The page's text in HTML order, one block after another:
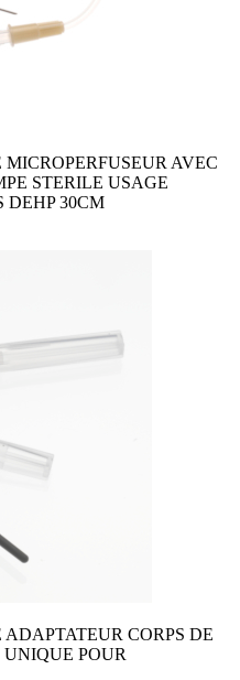
AVEC
STERILE USAGE
DEHP 30CM
CORPS DE
POUR